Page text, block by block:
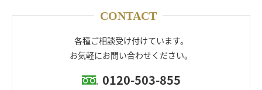
CONTACT
各種ご相談受け付けています。
お気軽にお問い合わせください。
0120-503-855